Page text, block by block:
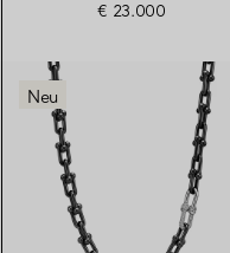
€ 23.000
Neu